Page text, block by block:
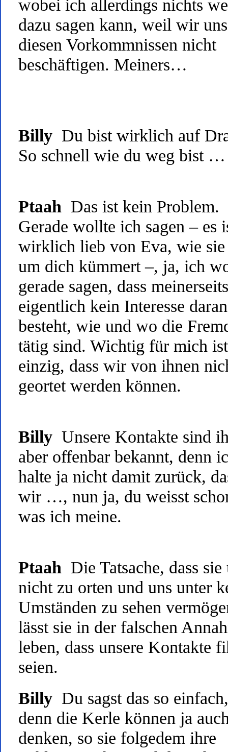
wobei ich allerdings nichts
dazu sagen kann, weil wir
diesen Vorkommnissen nicht
beschäftigen. Meiners…
Billy Du bist wirklich auf
So schnell wie du weg bist …
Ptaah Das ist kein Problem.
Gerade wollte ich sagen – es
wirklich lieb von Eva, wie sie
um dich kümmert –, ja, ich
gerade sagen, dass meinerseits
eigentlich kein Interesse daran
besteht, wie und wo die
tätig sind. Wichtig für mich ist
einzig, dass wir von ihnen
geortet werden können.
Billy Unsere Kontakte sind
aber offenbar bekannt, denn
halte ja nicht damit zurück,
wir …, nun ja, du weisst
was ich meine.
Ptaah Die Tatsache, dass sie
nicht zu orten und uns unter
Umständen zu sehen
lässt sie in der falschen
leben, dass unsere Kontakte
seien.
Billy Du sagst das so einfach,
denn die Kerle können ja
denken, so sie folgedem ihre